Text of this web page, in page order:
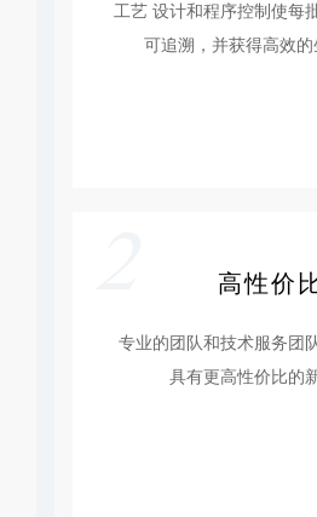
工艺 设计和程序控制使每
可追溯，并获得高效的
高性价
专业的团队和技术服务团
具有更高性价比的